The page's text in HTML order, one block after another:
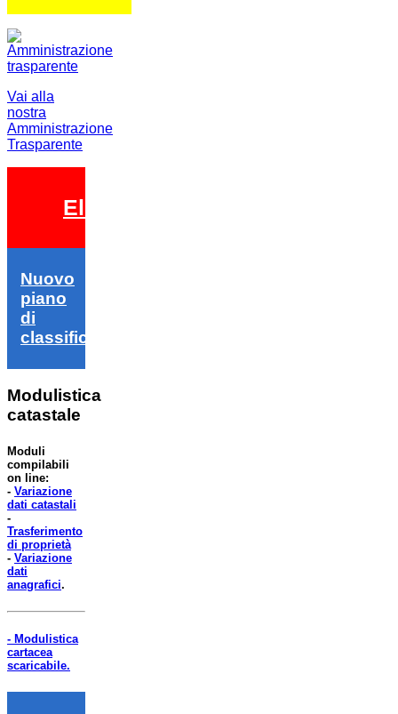
Vai alla
nostra
Amministrazione
Trasparente
Elezioni 2026
Nuovo
piano
di
classifica
Modulistica
catastale
Moduli
compilabili
on line:
- Variazione
dati catastali
-
Trasferimento
di proprietà
- Variazione
dati
anagrafici.
- Modulistica
cartacea
scaricabile.